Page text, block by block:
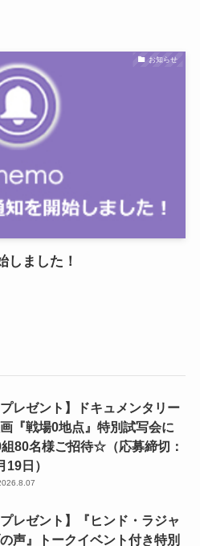
お知らせ
しました！
プレゼント】ドキュメンタリー
『戦場0地点』特別試写会に
80名様ご招待☆（応募締切：
19日）
プレゼント】『ヒンド・ラジャ
声』トークイベント付き特別